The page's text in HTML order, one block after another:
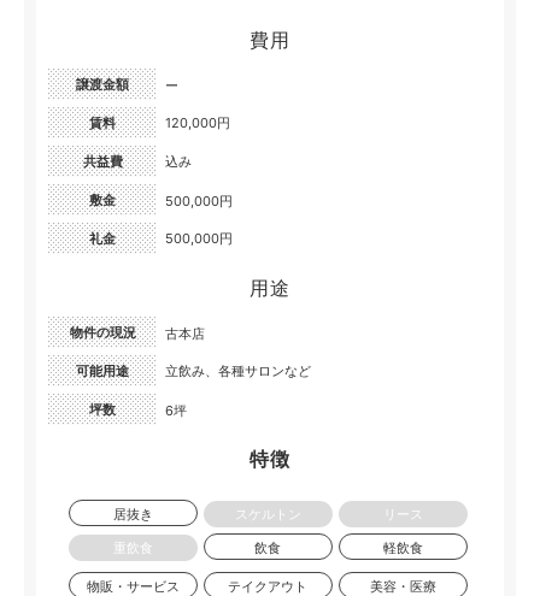
費用
譲渡金額 ー
賃料 120,000円
共益費 込み
敷金 500,000円
礼金 500,000円
用途
物件の現況 古本店
可能用途 立飲み、各種サロンなど
坪数 6坪
特徴
居抜き スケルトン
リース
重飲食
飲食 軽飲食
物販・サービス テイクアウト
美容・医療